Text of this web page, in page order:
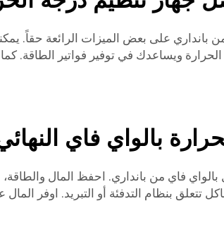
من بانداري على بعض الميزات الرائعة حقاً.
ويساعدك في توفير فواتير الطاقة.
بالواي فاي
فاي من بانداري. احفظ المال
بنظام التدفئة أو التبريد. اوفر